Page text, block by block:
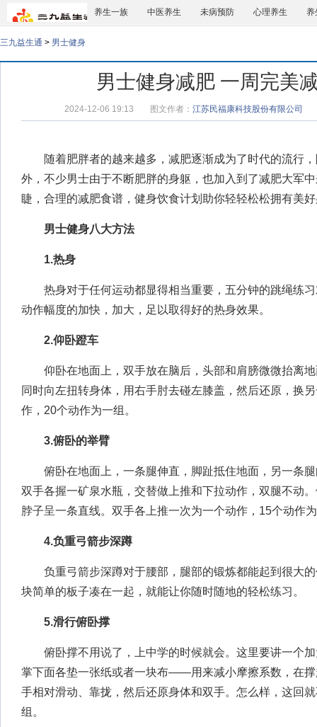
养生一族 中医养生 未病预防 心理养生 养
三九益生通 > 男士健身
男士健身减肥 一周完美
2024-12-06 19:13 图文作者： 江苏民福康科技股份有限公司
随着肥胖者的越来越多，减肥逐渐成为了时代的流行，
外，不少男士由于不断肥胖的身躯，也加入到了减肥大军
睫，合理的减肥食谱 ， 健身饮食计划 助你轻轻松松拥有美
男士健身八大方法
1.热身
热身对于任何运动都显得相当重要，五分钟的跳绳练习
动作幅度的加快，加大，足以取得好的热身效果。
2.仰卧蹬车
仰卧在地面上，双手放在脑后，头部和肩膀微微抬离地
同时向左扭转身体，用右手肘去碰左膝盖，然后还原，换
作，20个动作为一组。
3.俯卧的举臂
俯卧在地面上，一条腿伸直，脚趾抵住地面，另一条腿
双手各握一矿泉水瓶，交替做上推和下拉动作，双腿不动
脖子呈一条直线。双手各上推一次为一个动作，15个动作
4.负重弓箭步深蹲
负重弓箭步深蹲对于腰部，腿部的锻炼都能起到很大的
块简单的板子凑在一起，就能让你随时随地的轻松练习。
5.滑行俯卧撑
俯卧撑不用说了，上中学的时候就会。这里要讲一个加
掌下面各垫一张纸或者一块布——用来减小摩擦系数，在
手相对滑动、靠拢，然后还原身体和双手。怎么样，这回
组。